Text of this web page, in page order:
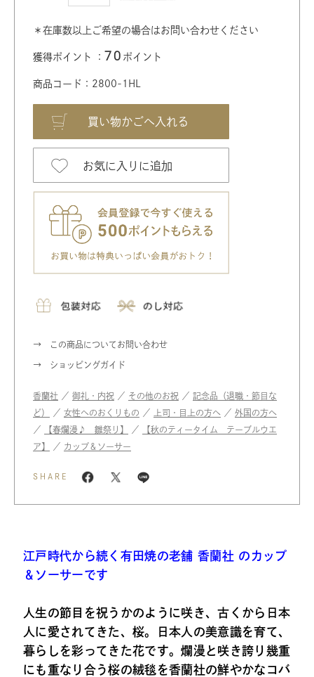
＊在庫数以上ご希望の場合はお問い合わせください
獲得ポイント ： 70 ポイント
商品コード：2800-1HL
お気に入りに追加
この商品についてお問い合わせ
ショッピングガイド
香蘭社 ／ 御礼・内祝 ／ その他のお祝 ／ 記念品（退職・節目な
ど）
／ 女性へのおくりもの ／ 上司・目上の方へ ／ 外国の方へ
／
【春爛漫♪ 雛祭り】 ／
【秋のティータイム テーブルウエ
ア】
／ カップ＆ソーサー
SHARE
江戸時代から続く有田焼の老舗 香蘭社 のカップ
＆ソーサーです
人生の節目を祝うかのように咲き、古くから日本
人に愛されてきた、桜。日本人の美意識を育て、
暮らしを彩ってきた花です。爛漫と咲き誇り幾重
にも重なり合う桜の絨毯を香蘭社の鮮やかなコバ